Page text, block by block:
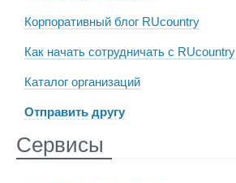
Корпоративный блог RUcountry
Как начать сотрудничать с RUcountry
Каталог организаций
Отправить другу
Сервисы